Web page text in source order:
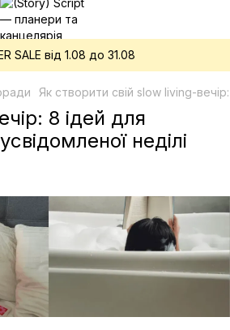
SALE від 1.08 до 31.08
Як створити свій slow living-
8 ідей для
неділі